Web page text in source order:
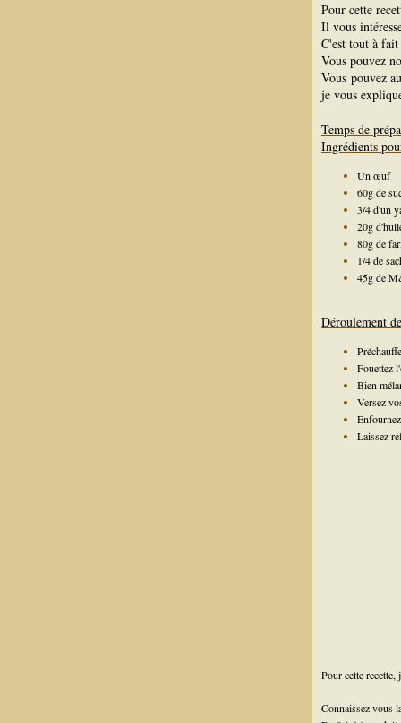
Pour cette
Il vous
C'est tout à
Vous pouvez
Vous pouvez
je vous
Temps de
Ingrédients
Un œuf
60g de
3/4 d'un
20g
80g de
1/4 de
45g de
Déroulement
Fouettez
Bien
Versez
Laissez
Pour cette
Connaissez vous